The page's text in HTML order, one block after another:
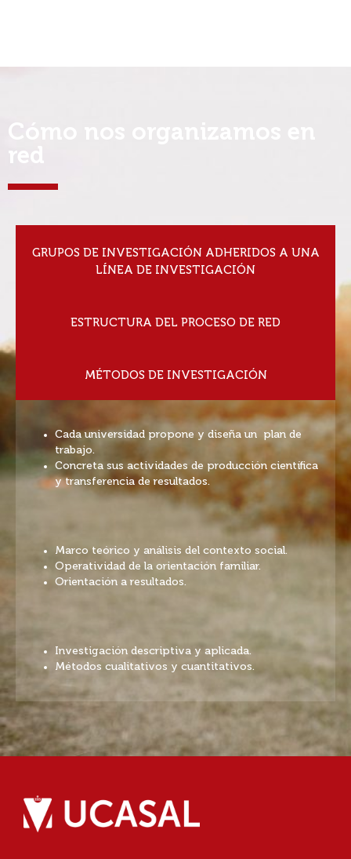
Cómo nos organizamos en
red
GRUPOS DE INVESTIGACIÓN ADHERIDOS A UNA
LÍNEA DE INVESTIGACIÓN
ESTRUCTURA DEL PROCESO DE RED
MÉTODOS DE INVESTIGACIÓN
Cada universidad propone y diseña un plan de
trabajo.
Concreta sus actividades de producción científica
y transferencia de resultados.
Marco teórico y análisis del contexto social.
Operatividad de la orientación familiar.
Orientación a resultados.
Investigación descriptiva y aplicada.
Métodos cualitativos y cuantitativos.